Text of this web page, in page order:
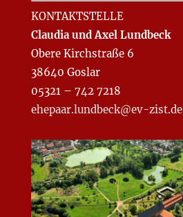
KONTAKTSTELLE
Claudia und Axel Lundbeck
Obere Kirchstraße 6
38640 Goslar
05321 – 742 7218
ehepaar.lundbeck@ev-zist.de